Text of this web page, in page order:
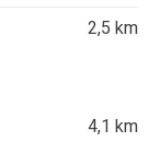
2,5 km
4,1 km